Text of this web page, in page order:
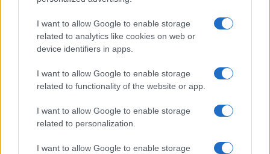
I want to allow Google to enable storage
related to analytics like cookies on web or
device identifiers in apps.
I want to allow Google to enable storage
related to functionality of the website or app.
I want to allow Google to enable storage
related to personalization.
I want to allow Google to enable storage
2014.09.10| Nokia Conversations
amely ezúttal is valóban hasznos új funkciókat ad a
felhasználóknak.
Október 22-én érkezik a Nokia phablete
2013.09.26| Phone Arena